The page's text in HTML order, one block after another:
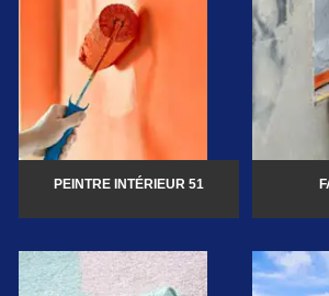
PEINTRE INTÉRIEUR 51